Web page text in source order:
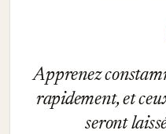
Apprenez
rapidement, et
seront